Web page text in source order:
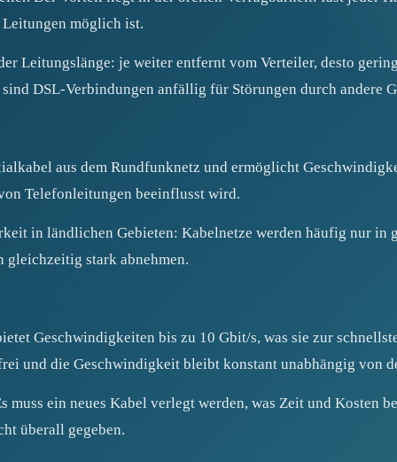
Leitungen möglich ist.
Leitungslänge: je weiter entfernt vom Verteiler, desto
DSL-Verbindungen anfällig für Störungen durch andere
aus dem Rundfunknetz und ermöglicht
Telefonleitungen beeinflusst wird.
in ländlichen Gebieten: Kabelnetze werden häufig nur in
gleichzeitig stark abnehmen.
Geschwindigkeiten bis zu 10 Gbit/s, was sie zur
und die Geschwindigkeit bleibt konstant unabhängig von
ein neues Kabel verlegt werden, was Zeit und Kosten
überall gegeben.